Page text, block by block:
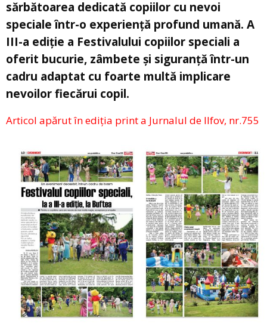
sărbătoarea dedicată copiilor cu nevoi
speciale într-o experiență profund umană. A
III-a ediție a Festivalului copiilor speciali a
oferit bucurie, zâmbete și siguranță ­într-un
cadru adaptat cu foarte multă implicare
nevoilor fiecărui copil.
Articol apărut în ediția print a Jurnalul de Ilfov, nr.755